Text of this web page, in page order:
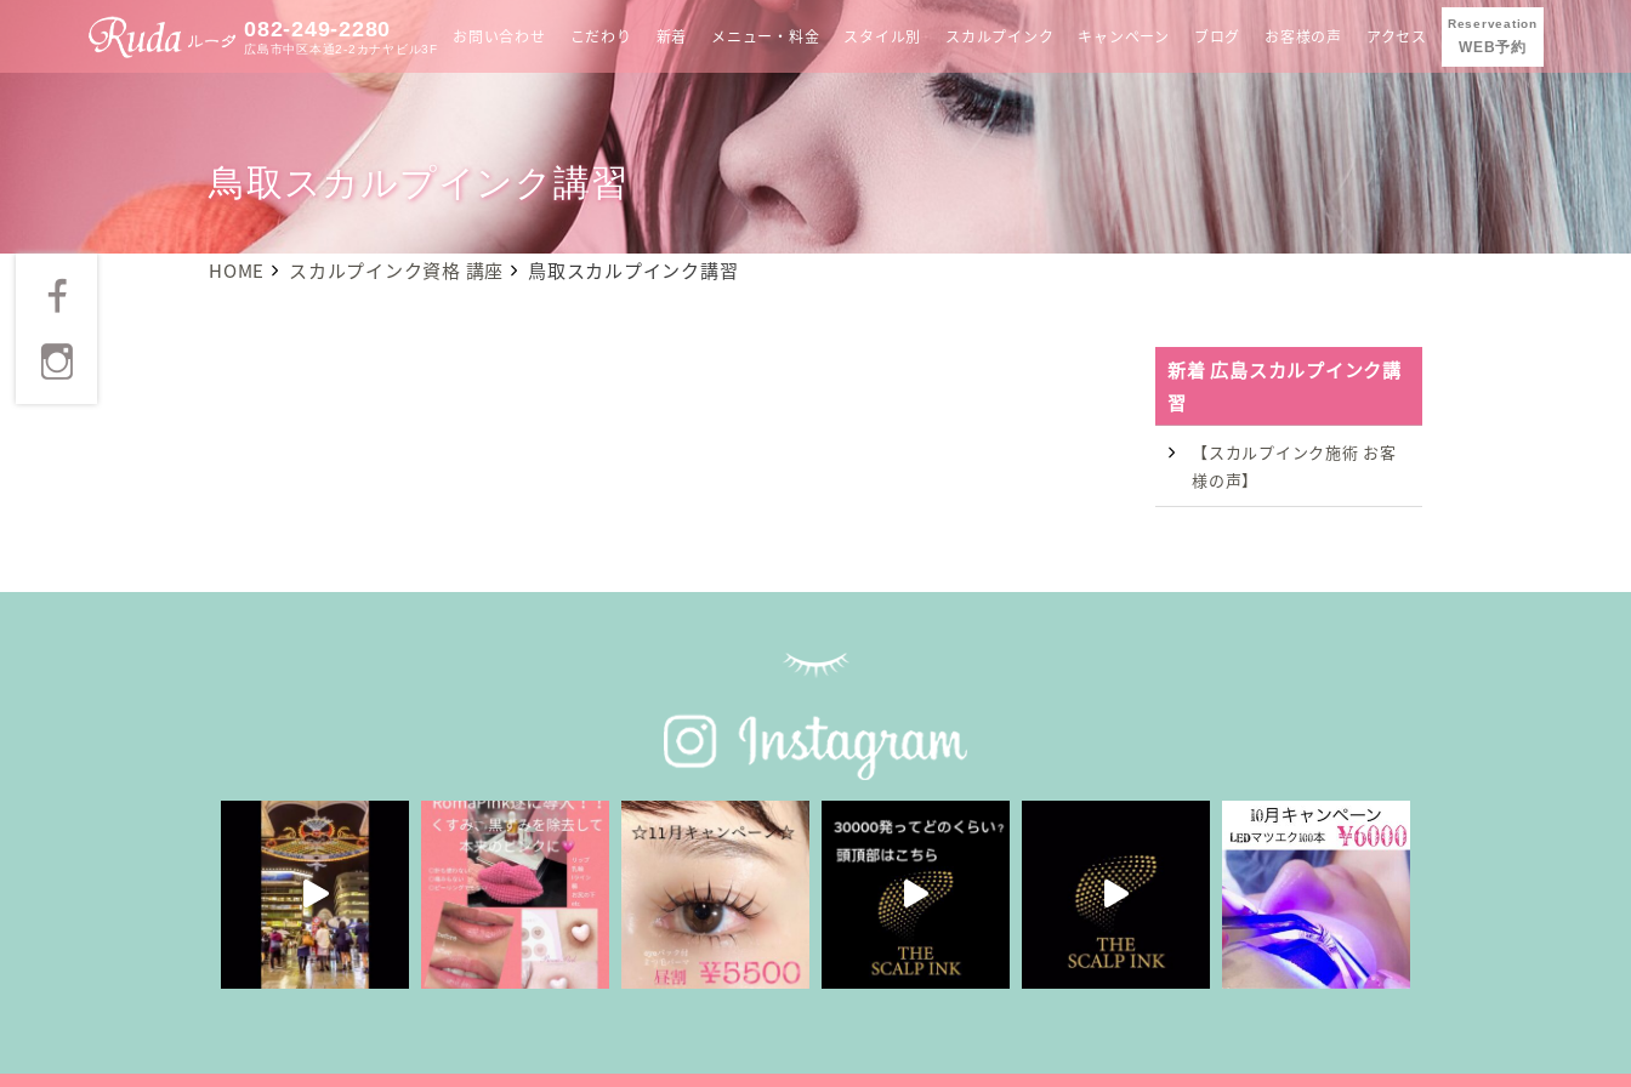
082-249-2280
広島市中区本通2-2カナヤビル3F
お問い合わせ こだわり 新着 メニュー・料金 スタイル別 スカルプインク キャンペーン ブログ お客様の声 アクセス
Reserveation
WEB予約
鳥取スカルプインク講習
HOME スカルプインク資格 講座 鳥取スカルプインク講習
新着 広島スカルプインク講
習
【スカルプインク施術 お客
様の声】